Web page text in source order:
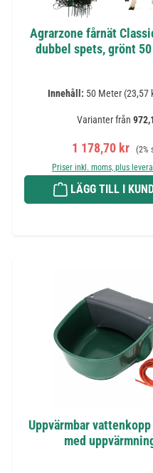
Agrarzone fårnät
dubbel spets, grönt
Innehåll: 50 Meter (23,57
Varianter från
1 178,70 kr
(2%
Priser inkl. moms, plus
LÄGG TILL I
Uppvärmbar
med